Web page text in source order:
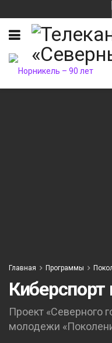
Главная Программы
Проект «Северного
молодежи